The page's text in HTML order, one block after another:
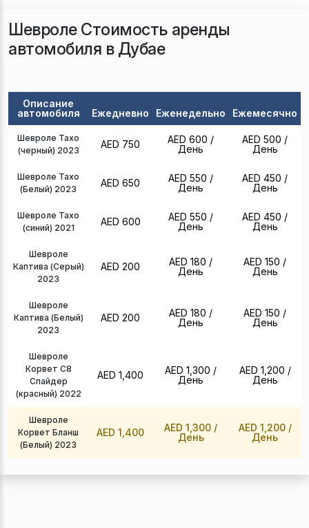
Шевроле Стоимость аренды
автомобиля в Дубае
Описание
автомобиля
Ежедневно Еженедельно Ежемесячно
Шевроле Тахо
(черный) 2023
AED 750 AED 600 /
День
AED 500 /
День
Шевроле Тахо
(Белый) 2023
AED 650 AED 550 /
День
AED 450 /
День
Шевроле Тахо
(синий) 2021
AED 600 AED 550 /
День
AED 450 /
День
Шевроле
Каптива (Серый)
2023
AED 200 AED 180 /
День
AED 150 /
День
Шевроле
Каптива (Белый)
2023
AED 200 AED 180 /
День
AED 150 /
День
Шевроле
Корвет С8
Спайдер
(красный) 2022
AED 1,400 AED 1,300 /
День
AED 1,200 /
День
Шевроле
Корвет Бланш
(Белый) 2023
AED 1,400 AED 1,300 /
День
AED 1,200 /
День